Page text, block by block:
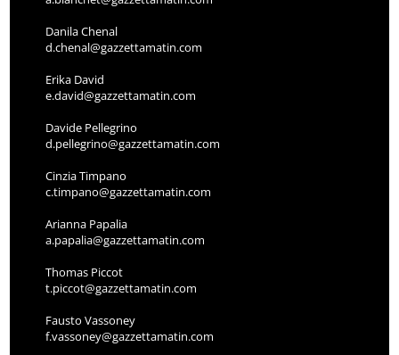
Danila Chenal
d.chenal@gazzettamatin.com
Erika David
e.david@gazzettamatin.com
Davide Pellegrino
d.pellegrino@gazzettamatin.com
Cinzia Timpano
c.timpano@gazzettamatin.com
Arianna Papalia
a.papalia@gazzettamatin.com
Thomas Piccot
t.piccot@gazzettamatin.com
Fausto Vassoney
f.vassoney@gazzettamatin.com